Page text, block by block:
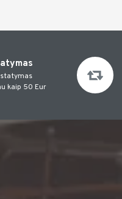
kaip 50 Eur